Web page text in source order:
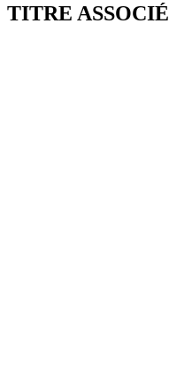
TITRE ASSOCIÉ